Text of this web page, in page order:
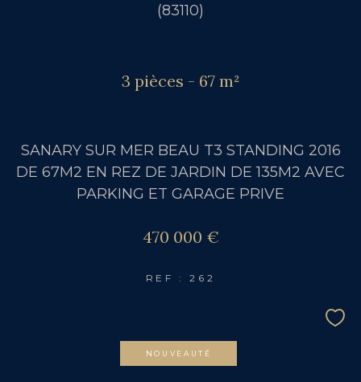
(83110)
3 pièces - 67 m²
SANARY SUR MER BEAU T3 STANDING 2016
DE 67M2 EN REZ DE JARDIN DE 135M2 AVEC
PARKING ET GARAGE PRIVE
470 000 €
REF : 262
NOUVEAUTÉ